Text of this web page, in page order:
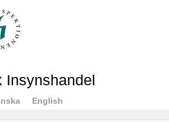
Insynshandel
English